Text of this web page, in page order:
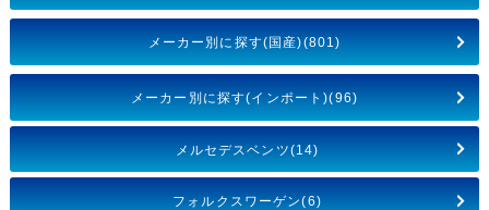
メーカー別に探す(国産)(801)
メーカー別に探す(インポート)(96)
メルセデスベンツ(14)
フォルクスワーゲン(6)